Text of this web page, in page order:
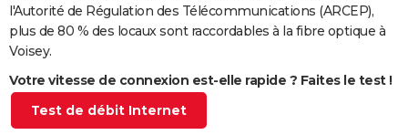
PROGRAMME TV
COPAINS D'AVANT
S'inscrire
Se connecter
Lycées
Collèges
Primaires
Universités
Entreprises
Service militaire
Avis de recherche
l'Autorité de Régulation des Télécommunications (ARCEP),
plus de 80 % des locaux sont raccordables à la fibre optique à
Voisey.
Votre vitesse de connexion est-elle rapide ? Faites le test !
Test de débit Internet